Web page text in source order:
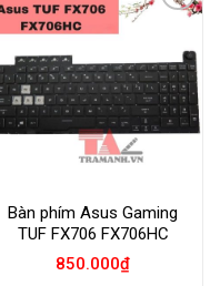
Bàn phím Asus Gaming
TUF FX706 FX706HC
850.000₫